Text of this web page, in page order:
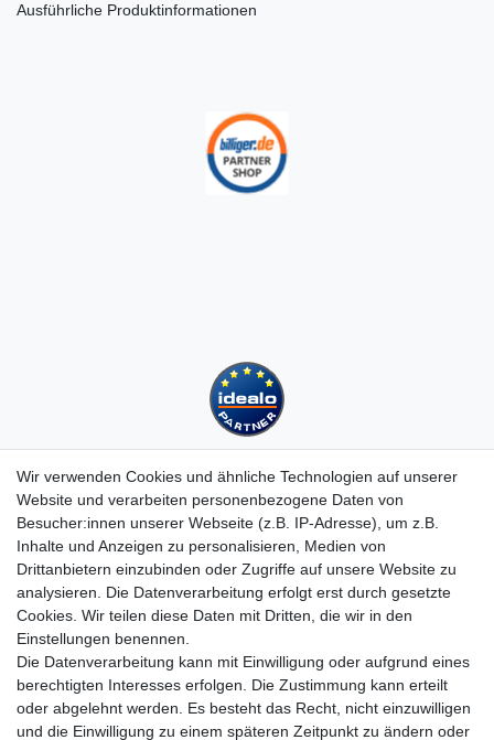
Ausführliche Produktinformationen
Kundenservice
Hotline: 07452 - 847 162 0
Kontakt
Anmelden
Registrieren
Newsletter
Versand & Lieferung
Zahlungsarten
Wir verwenden Cookies und ähnliche Technologien auf unserer
Website und verarbeiten personenbezogene Daten von
Besucher:innen unserer Webseite (z.B. IP-Adresse), um z.B.
Inhalte und Anzeigen zu personalisieren, Medien von
Drittanbietern einzubinden oder Zugriffe auf unsere Website zu
analysieren. Die Datenverarbeitung erfolgt erst durch gesetzte
Cookies. Wir teilen diese Daten mit Dritten, die wir in den
Einstellungen benennen.
Die Datenverarbeitung kann mit Einwilligung oder aufgrund eines
berechtigten Interesses erfolgen. Die Zustimmung kann erteilt
oder abgelehnt werden. Es besteht das Recht, nicht einzuwilligen
und die Einwilligung zu einem späteren Zeitpunkt zu ändern oder